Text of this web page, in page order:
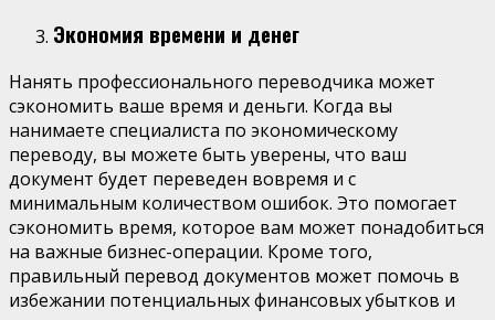
Экономия времени и денег
Нанять профессионального переводчика может
сэкономить ваше время и деньги. Когда вы
нанимаете специалиста по экономическому
переводу, вы можете быть уверены, что ваш
документ будет переведен вовремя и с
минимальным количеством ошибок. Это помогает
сэкономить время, которое вам может понадобиться
на важные бизнес-операции. Кроме того,
правильный перевод документов может помочь в
избежании потенциальных финансовых убытков и